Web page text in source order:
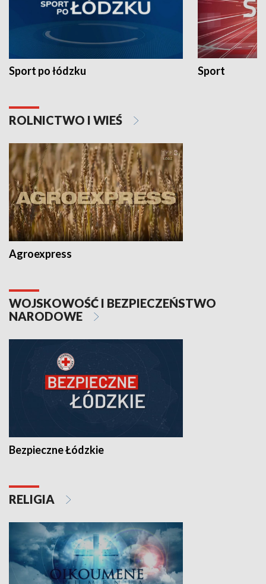
Sport po łódzku Sport
ROLNICTWO I WIEŚ
Agroexpress
WOJSKOWOŚĆ I BEZPIECZEŃSTWO
NARODOWE
Bezpieczne Łódzkie
RELIGIA